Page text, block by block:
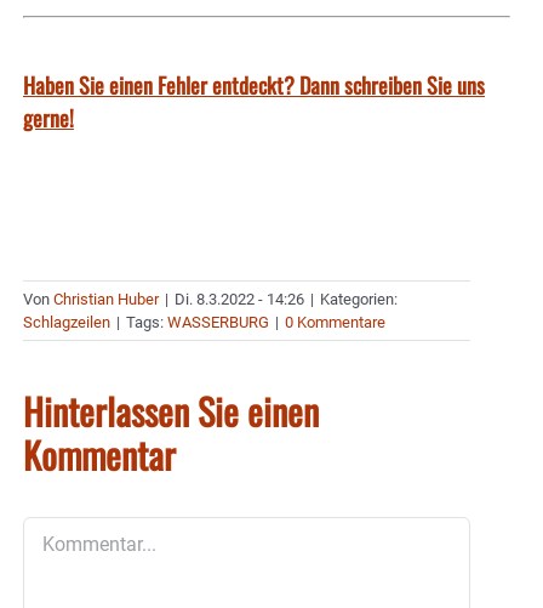
Haben Sie einen Fehler entdeckt? Dann schreiben Sie uns
gerne!
Von Christian Huber | Di. 8.3.2022 - 14:26 | Kategorien:
Schlagzeilen | Tags: WASSERBURG | 0 Kommentare
Hinterlassen Sie einen
Kommentar